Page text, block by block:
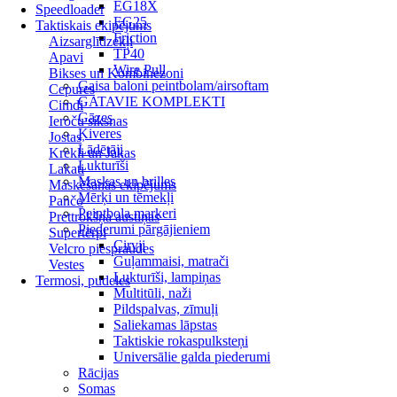
Speedloader
Taktiskais ekipējums
Aizsarglīdzekļi
Apavi
Bikses un Kombinezoni
Cepures
Cimdi
Ieroču siksnas
Jostas
Krekli un Jakas
Lakati
Maskēšanās ekipējums
Pančo
Prettrokšņa austiņas
Supertērpi
Velcro piespraudes
Vestes
Termosi, pudeles
EG18X
EG25
Friction
TP40
Wire Pull
Gaisa baloni peintbolam/airsoftam
GATAVIE KOMPLEKTI
Gāzes
Ķiveres
Lādētāji
Lukturīši
Maskas un brilles
Mērķi un tēmekļi
Peintbola markeri
Piederumi pārgājieniem
Cirvji
Guļammaisi, matrači
Lukturīši, lampiņas
Multitūli, naži
Pildspalvas, zīmuļi
Saliekamas lāpstas
Taktiskie rokaspulksteņi
Universālie galda piederumi
Rācijas
Somas